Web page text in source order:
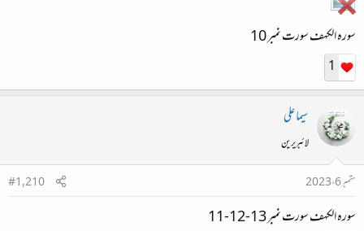
سورہ الکہف سورت نمبر 10
1
سیما علی
لائبریرین
ستمبر 6، 2023
#1,210
سورہ الکہف سورت نمبر 13-12-11